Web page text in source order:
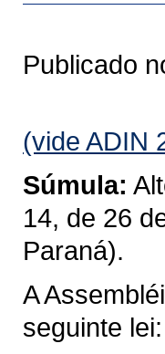
Publicado
(vide ADIN
Súmula:
14, de 26
Paraná).
A
seguinte lei: